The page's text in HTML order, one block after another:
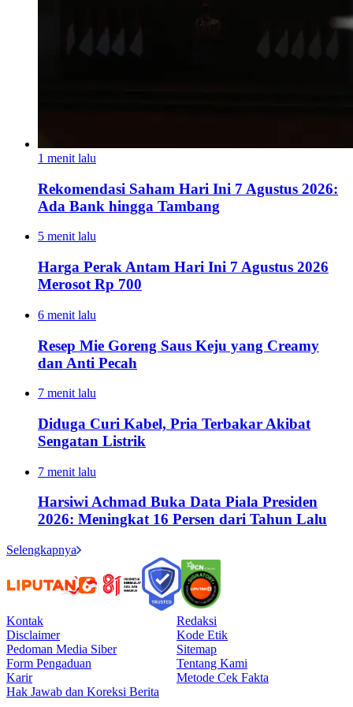
1 menit lalu
Rekomendasi Saham Hari Ini 7 Agustus 2026:
Ada Bank hingga Tambang
5 menit lalu
Harga Perak Antam Hari Ini 7 Agustus 2026
Merosot Rp 700
6 menit lalu
Resep Mie Goreng Saus Keju yang Creamy
dan Anti Pecah
7 menit lalu
Diduga Curi Kabel, Pria Terbakar Akibat
Sengatan Listrik
7 menit lalu
Harsiwi Achmad Buka Data Piala Presiden
2026: Meningkat 16 Persen dari Tahun Lalu
Selengkapnya
Kontak
Redaksi
Disclaimer
Kode Etik
Pedoman Media Siber
Sitemap
Form Pengaduan
Tentang Kami
Karir
Metode Cek Fakta
Hak Jawab dan Koreksi Berita